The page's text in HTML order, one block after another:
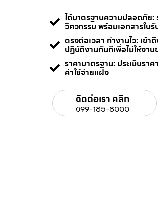
ได้มาตรฐานความปลอดภัย
วิศวกรรม พร้อมเอกสารใบรั
ตรงต่อเวลา ทำงานไว: เข้
ปฏิบัติงานทันทีเพื่อไม่ให้งา
ราคามาตรฐาน: ประเมินรา
ค่าใช้จ่ายแฝง
ติดต่อเรา คลิก
099-185-8000